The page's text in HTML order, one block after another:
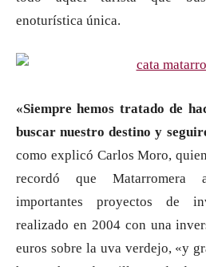
enoturística única.
«Siempre hemos tratado de
buscar nuestro destino y
como explicó Carlos Moro,
recordó que Matarromera
importantes proyectos de
realizado en 2004 con una
euros sobre la uva verdejo, «y